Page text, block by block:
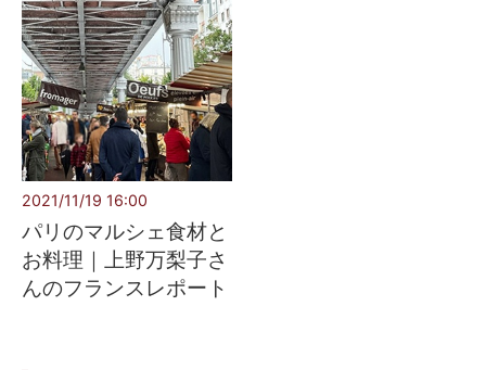
2021/11/19 16:00
パリのマルシェ食材と
お料理｜上野万梨子さ
んのフランスレポート